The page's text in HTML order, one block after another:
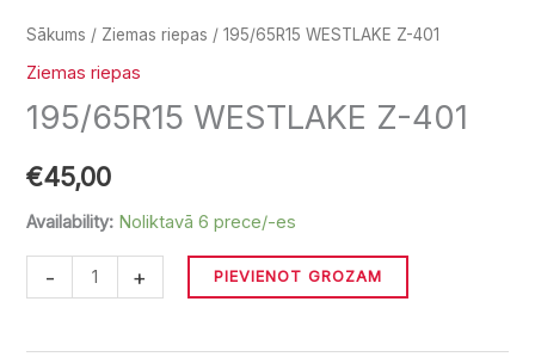
Sākums / Ziemas riepas / 195/65R15 WESTLAKE Z-401
Ziemas riepas
195/65R15 WESTLAKE Z-401
€45,00
Availability: Noliktavā 6 prece/-es
- + PIEVIENOT GROZAM